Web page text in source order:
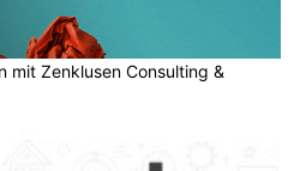
mit Zenklusen Consulting &